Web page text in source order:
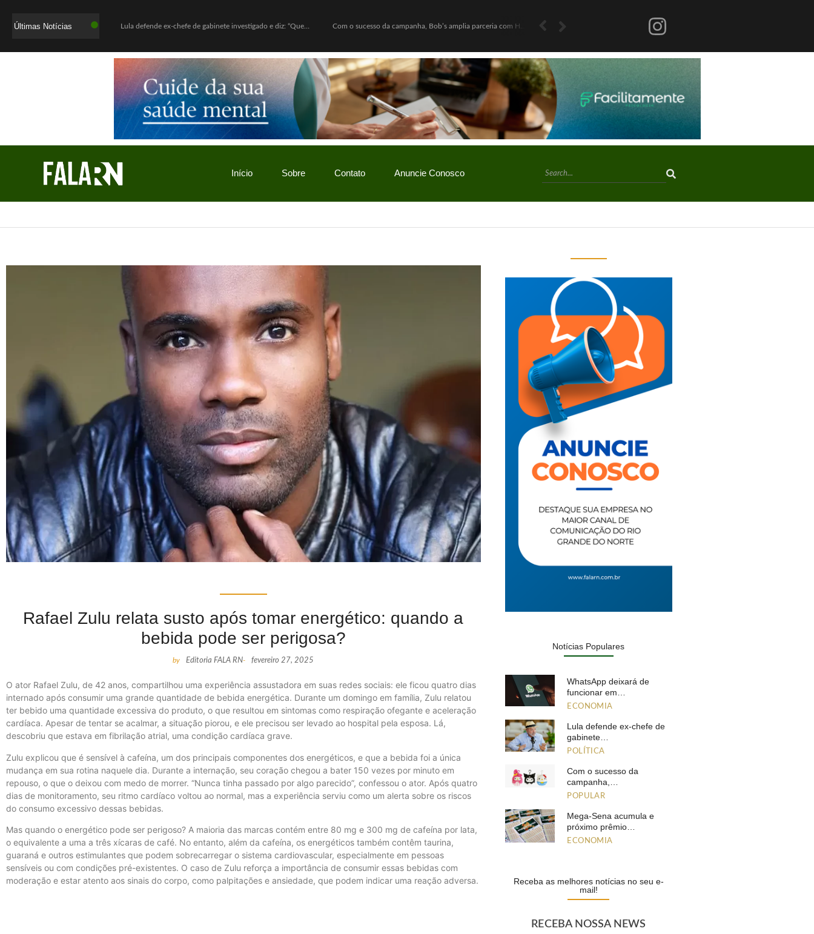
Últimas Notícias WhatsApp deixará de funcionar em celulares antigos a partir de agosto
Início Sobre Contato Anuncie Conosco
Rafael Zulu relata susto após tomar energético: quando a
bebida pode ser perigosa?
by Editoria FALA RN- fevereiro 27, 2025
O ator Rafael Zulu, de 42 anos, compartilhou uma experiência assustadora em suas redes sociais: ele ficou quatro dias
internado após consumir uma grande quantidade de bebida energética. Durante um domingo em família, Zulu relatou
ter bebido uma quantidade excessiva do produto, o que resultou em sintomas como respiração ofegante e aceleração
cardíaca. Apesar de tentar se acalmar, a situação piorou, e ele precisou ser levado ao hospital pela esposa. Lá,
descobriu que estava em fibrilação atrial, uma condição cardíaca grave.
Zulu explicou que é sensível à cafeína, um dos principais componentes dos energéticos, e que a bebida foi a única
mudança em sua rotina naquele dia. Durante a internação, seu coração chegou a bater 150 vezes por minuto em
repouso, o que o deixou com medo de morrer. “Nunca tinha passado por algo parecido”, confessou o ator. Após quatro
dias de monitoramento, seu ritmo cardíaco voltou ao normal, mas a experiência serviu como um alerta sobre os riscos
do consumo excessivo dessas bebidas.
Mas quando o energético pode ser perigoso? A maioria das marcas contém entre 80 mg e 300 mg de cafeína por lata,
o equivalente a uma a três xícaras de café. No entanto, além da cafeína, os energéticos também contêm taurina,
guaraná e outros estimulantes que podem sobrecarregar o sistema cardiovascular, especialmente em pessoas
sensíveis ou com condições pré-existentes. O caso de Zulu reforça a importância de consumir essas bebidas com
moderação e estar atento aos sinais do corpo, como palpitações e ansiedade, que podem indicar uma reação adversa.
Notícias Populares
WhatsApp deixará de
funcionar em…
ECONOMIA
Lula defende ex-chefe de
gabinete…
POLÍTICA
Com o sucesso da
campanha,…
POPULAR
Mega-Sena acumula e
próximo prêmio…
ECONOMIA
Receba as melhores notícias no seu e-
mail!
RECEBA NOSSA NEWS